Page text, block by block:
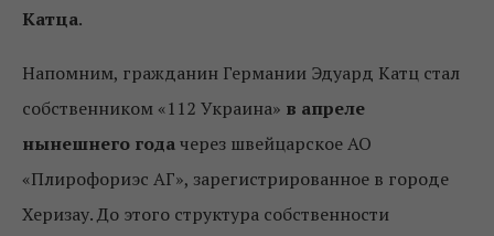
Катца.
Напомним, гражданин Германии Эдуард Катц стал
собственником «112 Украина» в апреле
нынешнего годачерез швейцарское АО
«Плирофориэс АГ», зарегистрированное в городе
Херизау. До этого структура собственности